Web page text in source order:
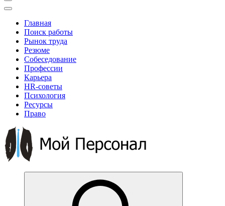
Главная
Поиск работы
Рынок труда
Резюме
Собеседование
Профессии
Карьера
HR-советы
Психология
Ресурсы
Право